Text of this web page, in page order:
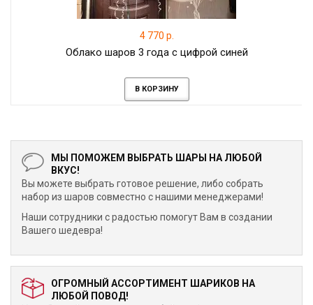
4 770 р.
Облако шаров 3 года с цифрой синей
В КОРЗИНУ
МЫ ПОМОЖЕМ ВЫБРАТЬ ШАРЫ НА ЛЮБОЙ
ВКУС!
Вы можете выбрать готовое решение, либо собрать
набор из шаров совместно с нашими менеджерами!
Наши сотрудники с радостью помогут Вам в создании
Вашего шедевра!
ОГРОМНЫЙ АССОРТИМЕНТ ШАРИКОВ НА
ЛЮБОЙ ПОВОД!